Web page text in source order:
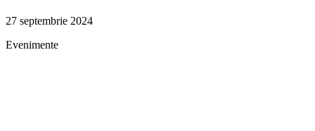
27 septembrie 2024
Evenimente